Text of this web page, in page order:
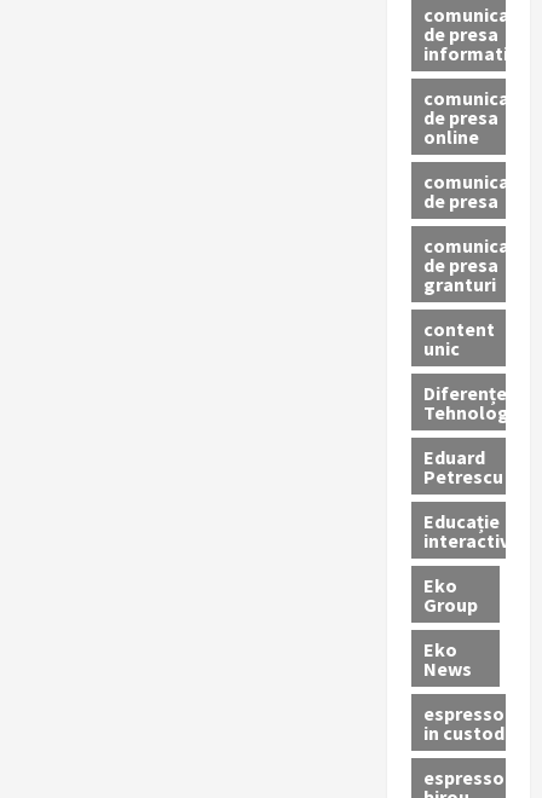
comunicat
de presa
informativ
comunicat
de presa
online
comunicate
de presa
comunicate
de presa
granturi
content
unic
Diferențe
Tehnologice
Eduard
Petrescu
Educație
interactivă
Eko
Group
Eko
News
espressoare
in custodie
espressor